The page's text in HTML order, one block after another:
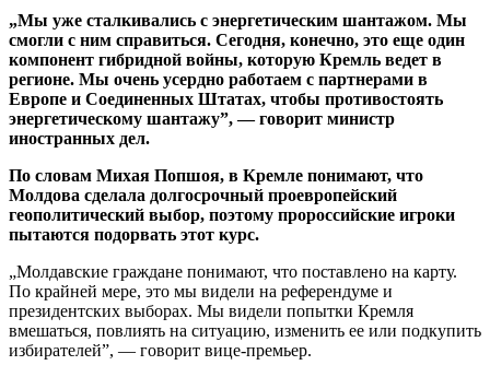
„Мы уже сталкивались с энергетическим шантажом. Мы
смогли с ним справиться. Сегодня, конечно, это еще один
компонент гибридной войны, которую Кремль ведет в
регионе. Мы очень усердно работаем с партнерами в
Европе и Соединенных Штатах, чтобы противостоять
энергетическому шантажу”, — говорит министр
иностранных дел.
По словам Михая Попшоя, в Кремле понимают, что
Молдова сделала долгосрочный проевропейский
геополитический выбор, поэтому пророссийские игроки
пытаются подорвать этот курс.
„Молдавские граждане понимают, что поставлено на карту.
По крайней мере, это мы видели на референдуме и
президентских выборах. Мы видели попытки Кремля
вмешаться, повлиять на ситуацию, изменить ее или подкупить
избирателей”, — говорит вице-премьер.